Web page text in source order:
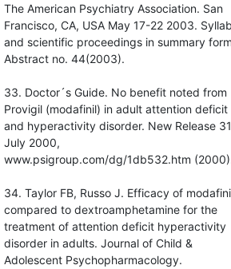
The American Psychiatry Association. San
Francisco, CA, USA May 17-22 2003.
and scientific proceedings in summary form
Abstract no. 44(2003).
33. Doctor´s Guide. No benefit noted from
Provigil (modafinil) in adult attention deficit
and hyperactivity disorder. New Release 31
July 2000,
www.psigroup.com/dg/1db532.htm
34. Taylor FB, Russo J. Efficacy of
compared to dextroamphetamine for the
treatment of attention deficit hyperactivity
disorder in adults. Journal of Child &
Adolescent Psychopharmacology.